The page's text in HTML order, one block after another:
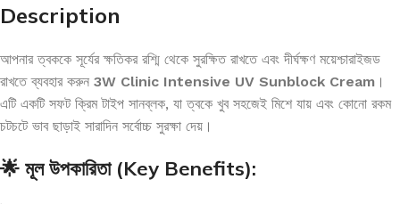
Description
আপনার ত্বককে সূর্যের ক্ষতিকর রশ্মি থেকে সুরক্ষিত রাখতে এবং দীর্ঘক্ষণ ময়েশ্চারাইজড
রাখতে ব্যবহার করুন 3W Clinic Intensive UV Sunblock Cream ।
এটি একটি সফট ক্রিম টাইপ সানব্লক, যা ত্বকে খুব সহজেই মিশে যায় এবং কোনো রকম
চটচটে ভাব ছাড়াই সারাদিন সর্বোচ্চ সুরক্ষা দেয়।
🌟 মূল উপকারিতা (Key Benefits):